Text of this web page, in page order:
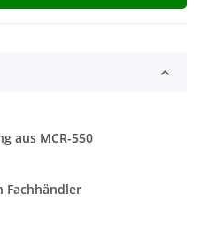
aus MCR-550
Fachhändler